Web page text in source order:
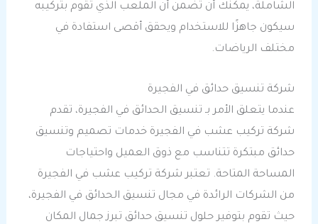
الشاملة، يمكنك أن تضمن أن الملعب الذي تقوم بتركيبه
سيكون جاهزًا للاستخدام ويحقق أقصى استفادة في
مختلف الرياضات.
شركة تنسيق حدائق في الفجيرة
عندما يتعلق الأمر بـ تنسيق الحدائق في الفجيرة، تقدم
شركة تركيب عشب في الفجيرة خدمات تصميم وتنسيق
حدائق مبتكرة تتناسب مع ذوق العميل واحتياجات
المساحة المتاحة. تعتبر شركة تركيب عشب في الفجيرة
من الشركات الرائدة في مجال تنسيق الحدائق في الفجيرة،
حيث تقوم بتوفير حلول تنسيق حدائق تبرز جمال المكان